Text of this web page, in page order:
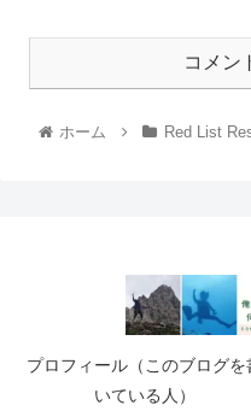
コメン
ホーム Red List
プロフィール（このブログを
いている人）